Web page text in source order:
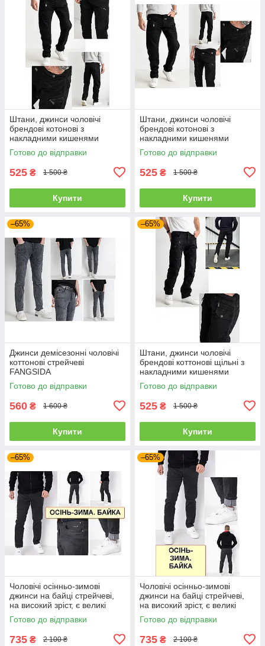
Штани, джинси чоловічі
брендові котонові з
накладними кишенями
"карго" MIGACH, Туреччина
Готово до відправки
525 ₴ 1 500 ₴
Купити
Штани, джинси чоловічі
брендові котонові з
накладними кишенями
"карго" MIGACH, Туреччина
Готово до відправки
525 ₴ 1 500 ₴
Купити
–65%
Джинси демісезонні чоловічі
коттонові стрейчеві
FANGSIDA
Готово до відправки
560 ₴ 1 600 ₴
Купити
–65%
Штани, джинси чоловічі
брендові коттонові щільні з
накладними кишенями
"карго" MIGACH, Туреччина
Готово до відправки
525 ₴ 1 500 ₴
Купити
–65%
Чоловічі осінньо-зимові
джинси на байці стрейчеві,
на високий зріст, є великі
розміри VINGVGS, Туреччина
Готово до відправки
735 ₴ 2 100 ₴
–65%
Чоловічі осінньо-зимові
джинси на байці стрейчеві,
на високий зріст, є великі
розміри VINGVGS, Туреччина
Готово до відправки
735 ₴ 2 100 ₴